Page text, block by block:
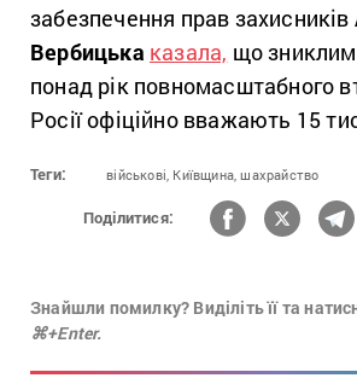
забезпечення прав захисників
Вербицька казала, що
понад рік повномасштабного
Росії офіційно вважають 15
Теги: військові, Київщина, шахрайство
Поділитися:
Знайшли помилку? Виділіть її та
⌘+Enter.